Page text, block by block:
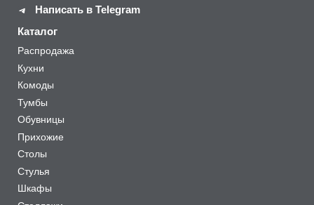
Написать в Telegram
Каталог
Распродажа
Кухни
Комоды
Тумбы
Обувницы
Прихожие
Столы
Стулья
Шкафы